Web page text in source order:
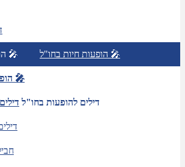
הופעות חיות בחו"ל 🎤 הופעות חיות בחו"ל 🎤
הופעות חיות בחו"ל 🎤
דילים להופעות בחו"ל